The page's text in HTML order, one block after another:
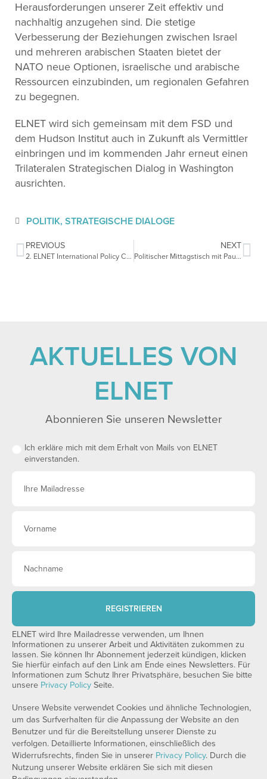
Herausforderungen unserer Zeit effektiv und
nachhaltig anzugehen sind. Die stetige
Verbesserung der Beziehungen zwischen Israel
und mehreren arabischen Staaten bietet der
NATO neue Optionen, israelische und arabische
Ressourcen einzubinden, um regionalen Gefahren
zu begegnen.
ELNET wird sich gemeinsam mit dem FSD und
dem Hudson Institut auch in Zukunft als Vermittler
einbringen und im kommenden Jahr erneut einen
Trilateralen Strategischen Dialog in Washington
ausrichten.
POLITIK, STRATEGISCHE DIALOGE
PREVIOUS
2. ELNET International Policy Conference
NEXT
Politischer Mittagstisch mit Paul Landes
AKTUELLES VON
ELNET
Abonnieren Sie unseren Newsletter
Ich erkläre mich mit dem Erhalt von Mails von ELNET
einverstanden.
REGISTRIEREN
ELNET wird Ihre Mailadresse verwenden, um Ihnen
Informationen zu unserer Arbeit und Aktivitäten zukommen zu
lassen. Sie können Ihr Abonnement jederzeit kündigen, klicken
Sie hierfür einfach auf den Link am Ende eines Newsletters. Für
Informationen zum Schutz Ihrer Privatsphäre, besuchen Sie bitte
unsere Privacy Policy Seite.
Unsere Website verwendet Cookies und ähnliche Technologien,
um das Surfverhalten für die Anpassung der Website an den
Benutzer und für die Bereitstellung unserer Dienste zu
verfolgen. Detaillierte Informationen, einschließlich des
Widerrufsrechts, finden Sie in unserer Privacy Policy. Durch die
Nutzung unserer Website erklären Sie sich mit diesen